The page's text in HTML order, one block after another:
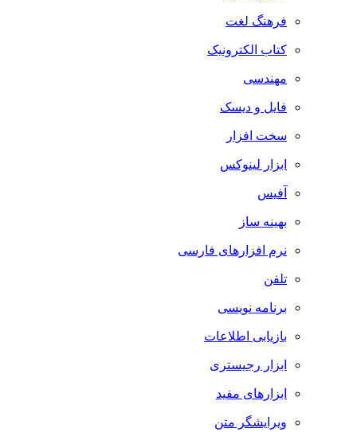
فرهنگ لغت
کتاب الکترونیک
مهندسی
فایل و دیسک
سخت افزار
ابزار لینوکس
آفیس
بهینه ساز
نرم افزارهای فارسی
تلفن
برنامه نویسی
بازیابی اطلاعات
ابزار رجیستری
ابزارهای مفید
ویرایشگر متن